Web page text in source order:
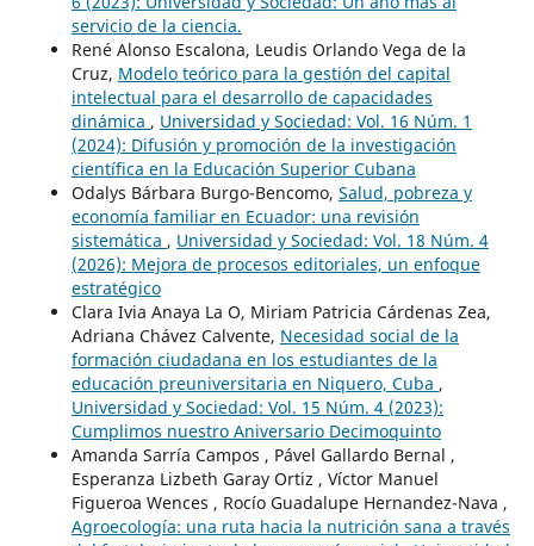
servicio de la ciencia.
René Alonso Escalona, Leudis Orlando Vega de la
Cruz, Modelo teórico para la gestión del capital
intelectual para el desarrollo de capacidades
dinámica , Universidad y Sociedad: Vol. 16 Núm. 1
(2024): Difusión y promoción de la investigación
científica en la Educación Superior Cubana
Odalys Bárbara Burgo-Bencomo, Salud, pobreza y
economía familiar en Ecuador: una revisión
sistemática , Universidad y Sociedad: Vol. 18 Núm. 4
(2026): Mejora de procesos editoriales, un enfoque
estratégico
Clara Ivia Anaya La O, Miriam Patricia Cárdenas Zea,
Adriana Chávez Calvente, Necesidad social de la
formación ciudadana en los estudiantes de la
educación preuniversitaria en Niquero, Cuba ,
Universidad y Sociedad: Vol. 15 Núm. 4 (2023):
Cumplimos nuestro Aniversario Decimoquinto
Amanda Sarría Campos , Pável Gallardo Bernal ,
Esperanza Lizbeth Garay Ortiz , Víctor Manuel
Figueroa Wences , Rocío Guadalupe Hernandez-Nava ,
Agroecología: una ruta hacia la nutrición sana a través